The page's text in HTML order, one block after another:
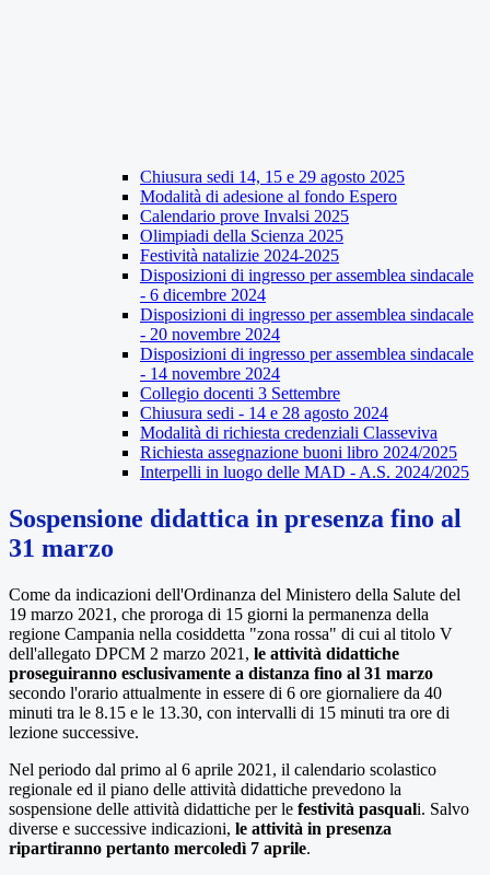
Chiusura sedi 14, 15 e 29 agosto 2025
Modalità di adesione al fondo Espero
Calendario prove Invalsi 2025
Olimpiadi della Scienza 2025
Festività natalizie 2024-2025
Disposizioni di ingresso per assemblea sindacale
- 6 dicembre 2024
Disposizioni di ingresso per assemblea sindacale
- 20 novembre 2024
Disposizioni di ingresso per assemblea sindacale
- 14 novembre 2024
Collegio docenti 3 Settembre
Chiusura sedi - 14 e 28 agosto 2024
Modalità di richiesta credenziali Classeviva
Richiesta assegnazione buoni libro 2024/2025
Interpelli in luogo delle MAD - A.S. 2024/2025
Sospensione didattica in presenza fino al
31 marzo
Come da indicazioni dell'Ordinanza del Ministero della Salute del
19 marzo 2021, che proroga di 15 giorni la permanenza della
regione Campania nella cosiddetta "zona rossa" di cui al titolo V
dell'allegato DPCM 2 marzo 2021, le attività didattiche
proseguiranno esclusivamente a distanza fino al 31 marzo
secondo l'orario attualmente in essere di 6 ore giornaliere da 40
minuti tra le 8.15 e le 13.30, con intervalli di 15 minuti tra ore di
lezione successive.
Nel periodo dal primo al 6 aprile 2021, il calendario scolastico
regionale ed il piano delle attività didattiche prevedono la
sospensione delle attività didattiche per le festività pasquali. Salvo
diverse e successive indicazioni, le attività in presenza
ripartiranno pertanto mercoledì 7 aprile.